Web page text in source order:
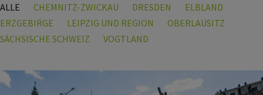
ALLE CHEMNITZ-ZWICKAU DRESDEN
ELBLAND
ERZGEBIRGE
LEIPZIG UND REGION
OBERLAUSITZ
SÄCHSISCHE SCHWEIZ
VOGTLAND